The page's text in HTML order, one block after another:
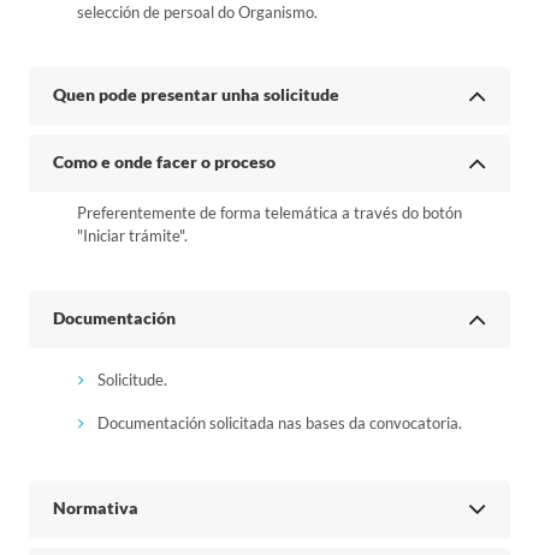
selección de persoal do Organismo.
Quen pode presentar unha solicitude
Como e onde facer o proceso
Preferentemente de forma telemática a través do botón
"Iniciar trámite".
Documentación
Solicitude.
Documentación solicitada nas bases da convocatoria.
Normativa